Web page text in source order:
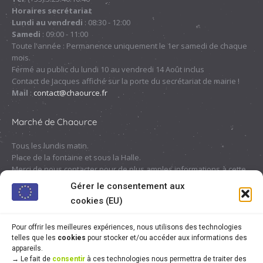
Gérer le consentement aux
cookies (EU)
Pour offrir les meilleures expériences, nous utilisons des technologies
telles que les cookies pour stocker et/ou accéder aux informations des
appareils.
→ Le fait de consentir à ces technologies nous permettra de traiter des
une
nouvelle
fenêtre
une
nouvelle
fenêtre
une
nouvelle
fenêtre
une
nouvelle
fenêtre
Horaires secrétariat
Lundi au vendredi : 08:30 - 12:00
Samedi : 09:00 - 11:00
Toute l'année : Permanence uniquement le 1er samedi de chaque
mois.
Fermé au public du lundi 10 au vendredi 14 Août inclus
Contact de Jacques affiché sur la porte du secrétariat de mairie !
Mail : contact@chaource.fr
Marché de Chaource
Tous les lundis matin.
Place de la fontaine et sous la Halle.
Merci de nous contacter pour de plus amples informations à cette
adresse :
contact@chaource.fr ou au 03.25.40.10.46